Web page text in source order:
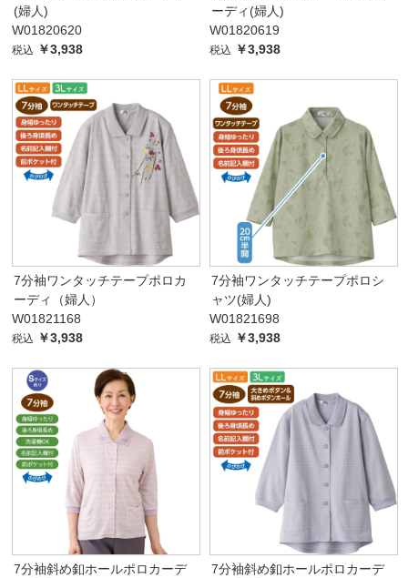
(婦人)
W01820620
税込 ￥3,938
ーディ(婦人)
W01820619
税込 ￥3,938
7分袖ワンタッチテープポロカ
ーディ（婦人）
W01821168
税込 ￥3,938
7分袖ワンタッチテープポロシ
ャツ(婦人)
W01821698
税込 ￥3,938
7分袖斜め釦ホールポロカーデ
7分袖斜め釦ホールポロカーデ